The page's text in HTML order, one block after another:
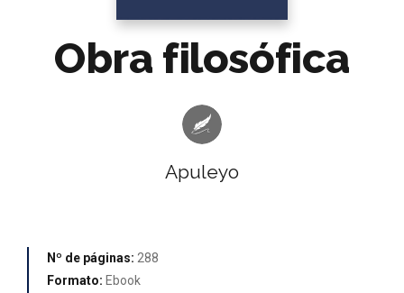
Obra filosófica
Apuleyo
Nº de páginas: 288
Formato: Ebook